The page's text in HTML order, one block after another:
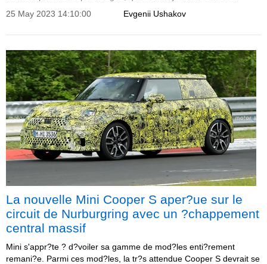
Evgenii Ushakov
25 May 2023 14:10:00
La nouvelle Mini Cooper S aper?ue sur le
circuit de Nurburgring avec un ?chappement
central massif
Mini s'appr?te ? d?voiler sa gamme de mod?les enti?rement
remani?e. Parmi ces mod?les, la tr?s attendue Cooper S devrait se